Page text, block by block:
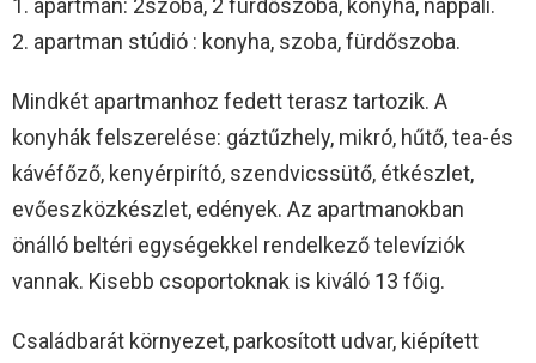
1. apartman: 2szoba, 2 fürdőszoba, konyha, nappali.
2. apartman stúdió : konyha, szoba, fürdőszoba.
Mindkét apartmanhoz fedett terasz tartozik. A
konyhák felszerelése: gáztűzhely, mikró, hűtő, tea-és
kávéfőző, kenyérpirító, szendvicssütő, étkészlet,
evőeszközkészlet, edények. Az apartmanokban
önálló beltéri egységekkel rendelkező televíziók
vannak. Kisebb csoportoknak is kiváló 13 főig.
Családbarát környezet, parkosított udvar, kiépített